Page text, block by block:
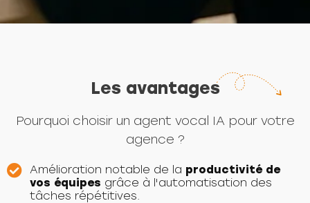
Les avantages
Pourquoi choisir un agent vocal IA pour votre
agence ?
Amélioration notable de la productivité de
vos équipes grâce à l'automatisation des
tâches répétitives.